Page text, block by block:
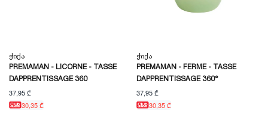
Ჭიქა
PREMAMAN - LICORNE - TASSE
DAPPRENTISSAGE 360
37,95 ₾
30,35 ₾
Ჭიქა
PREMAMAN - FERME - TASSE
DAPPRENTISSAGE 360°
37,95 ₾
30,35 ₾